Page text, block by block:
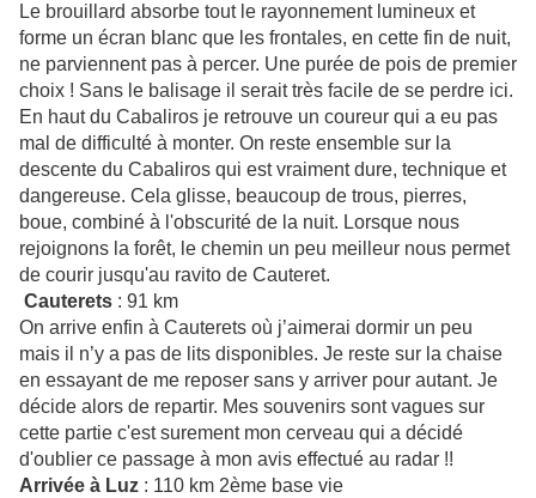
Le brouillard absorbe tout le rayonnement lumineux et
forme un écran blanc que les frontales, en cette fin de nuit,
ne parviennent pas à percer. Une purée de pois de premier
choix ! Sans le balisage il serait très facile de se perdre ici.
En haut du Cabaliros je retrouve un coureur qui a eu pas
mal de difficulté à monter. On reste ensemble sur la
descente du Cabaliros qui est vraiment dure, technique et
dangereuse. Cela glisse, beaucoup de trous, pierres,
boue, combiné à l'obscurité de la nuit. Lorsque nous
rejoignons la forêt, le chemin un peu meilleur nous permet
de courir jusqu'au ravito de Cauteret.
Cauterets : 91 km
On arrive enfin à Cauterets où j’aimerai dormir un peu
mais il n’y a pas de lits disponibles. Je reste sur la chaise
en essayant de me reposer sans y arriver pour autant. Je
décide alors de repartir. Mes souvenirs sont vagues sur
cette partie c'est surement mon cerveau qui a décidé
d'oublier ce passage à mon avis effectué au radar !!
Arrivée à Luz : 110 km 2ème base vie